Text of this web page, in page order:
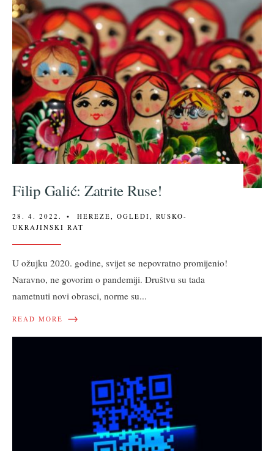
Filip Galić: Zatrite Ruse!
28. 4. 2022. • HEREZE OGLEDI
RUSKO-
UKRAJINSKI RAT
U ožujku 2020. godine, svijet se nepovratno promijenio!
Naravno, ne govorim o pandemiji. Društvu su tada
nametnuti novi obrasci, norme su...
READ MORE →